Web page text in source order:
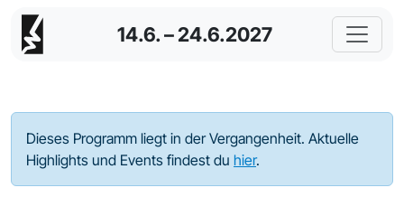
14.6. – 24.6.2027
Programm - 2023
Dieses Programm liegt in der Vergangenheit. Aktuelle
Highlights und Events findest du hier.